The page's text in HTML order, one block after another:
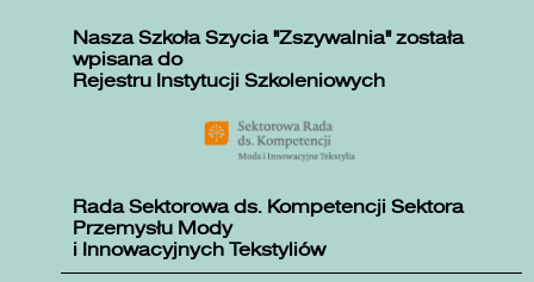
Nasza Szkoła Szycia "Zszywalnia" została
wpisana do
Rejestru Instytucji Szkoleniowych
Rada Sektorowa ds. Kompetencji Sektora
Przemysłu Mody
i Innowacyjnych Tekstyliów